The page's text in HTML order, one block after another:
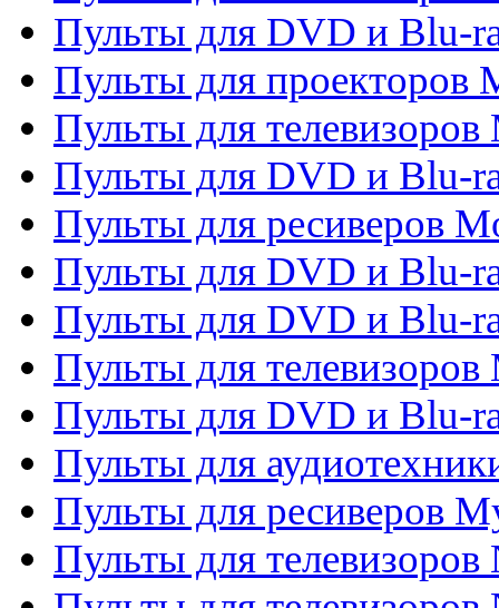
Пульты для DVD и Blu-
Пульты для проекторов
Пульты для
Пульты для DVD и Blu-
Пульты для ресиверов
Пульты для DVD и Blu-
Пульты для DVD и Blu-
Пульты для телевизоров
Пульты для DVD и Blu-
Пульты для
Пульты для ресиверов
Пульты для телевизоров